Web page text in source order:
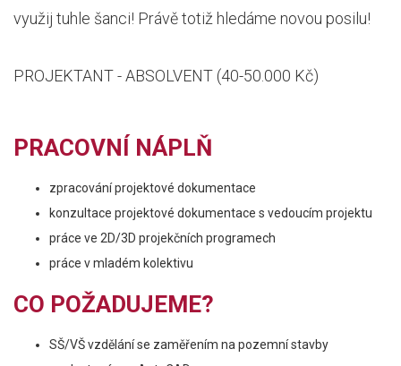
využij tuhle šanci! Právě totiž hledáme novou posilu!
PROJEKTANT - ABSOLVENT (40-50.000 Kč)
PRACOVNÍ NÁPLŇ
zpracování projektové dokumentace
konzultace projektové dokumentace s vedoucím projektu
práce ve 2D/3D projekčních programech
práce v mladém kolektivu
CO POŽADUJEME?
SŠ/VŠ vzdělání se zaměřením na pozemní stavby